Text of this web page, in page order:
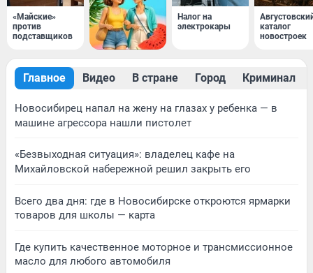
«Майские»
против
подставщиков
Налог на
электрокары
каталог
новостроек
Главное Видео В стране Город Криминал
Новосибирец напал на жену на глазах у ребенка — в
машине агрессора нашли пистолет
«Безвыходная ситуация»: владелец кафе на
Михайловской набережной решил закрыть его
Всего два дня: где в Новосибирске откроются ярмарки
товаров для школы — карта
Где купить качественное моторное и трансмиссионное
масло для любого автомобиля